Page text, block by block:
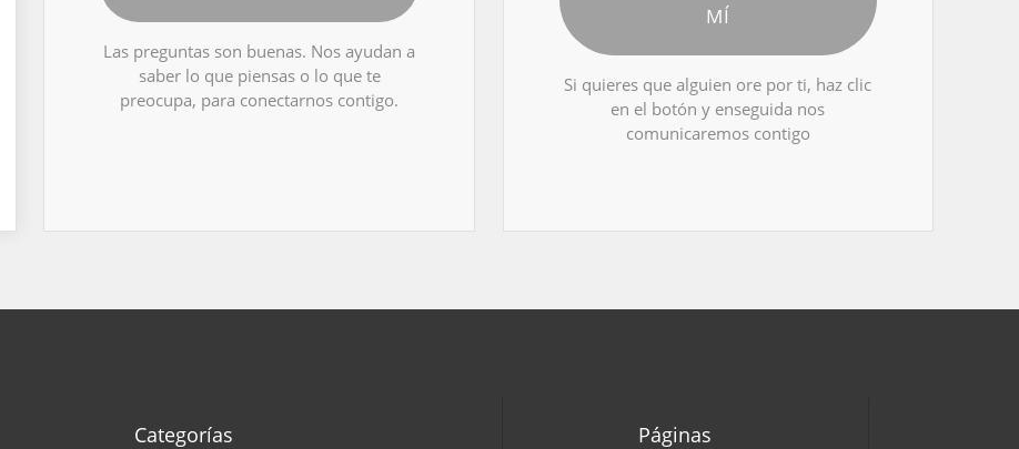
Las preguntas son buenas. Nos ayudan a
saber lo que piensas o lo que te
preocupa, para conectarnos contigo.
MÍ
Si quieres que alguien ore por ti, haz clic
en el botón y enseguida nos
comunicaremos contigo
Categorías Páginas